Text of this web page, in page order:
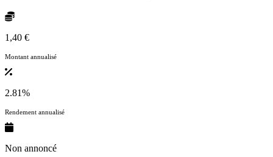
1,40 €
Montant annualisé
2.81%
Rendement annualisé
Non annoncé